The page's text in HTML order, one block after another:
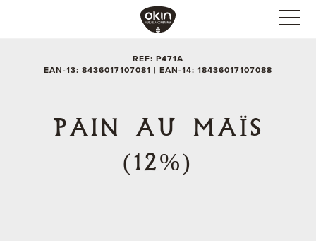
REF: P471A
EAN-13: 8436017107081 | EAN-14: 18436017107088
PAIN AU MAÏS
(12%)